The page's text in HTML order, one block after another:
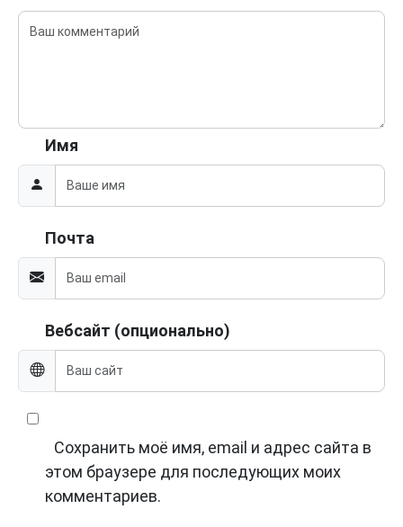
Имя
Почта
Вебсайт (опционально)
Сохранить моё имя, email и адрес сайта в
этом браузере для последующих моих
комментариев.